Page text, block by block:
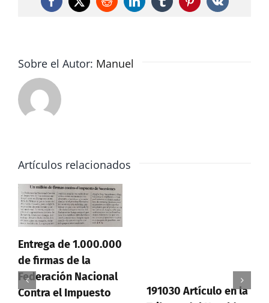
el
Facebook
X RedditLinkedInTumblrPinterest
Vk
Sobre el Autor: Manuel
Artículos relacionados
Entrega de 1.000.000
de firmas de la
Federación Nacional
Contra el Impuesto
191030 Artículo en la